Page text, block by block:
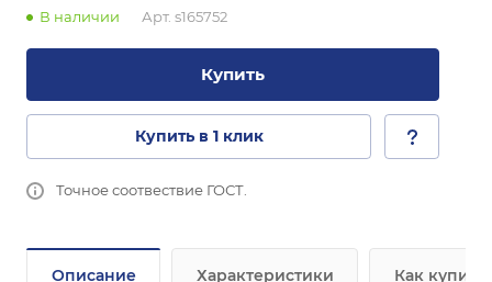
В наличии Арт. s165752
Купить
Купить в 1 клик
Точное соотвествие ГОСТ.
Описание Характеристики Как купить